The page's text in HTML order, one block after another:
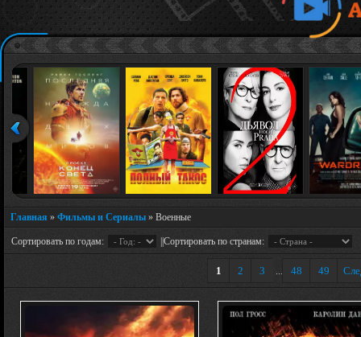
Главная » Фильмы и Сериалы » Военные
Сортировать по годам: ||Сортировать по странам:
1 2 3 ... 48 49